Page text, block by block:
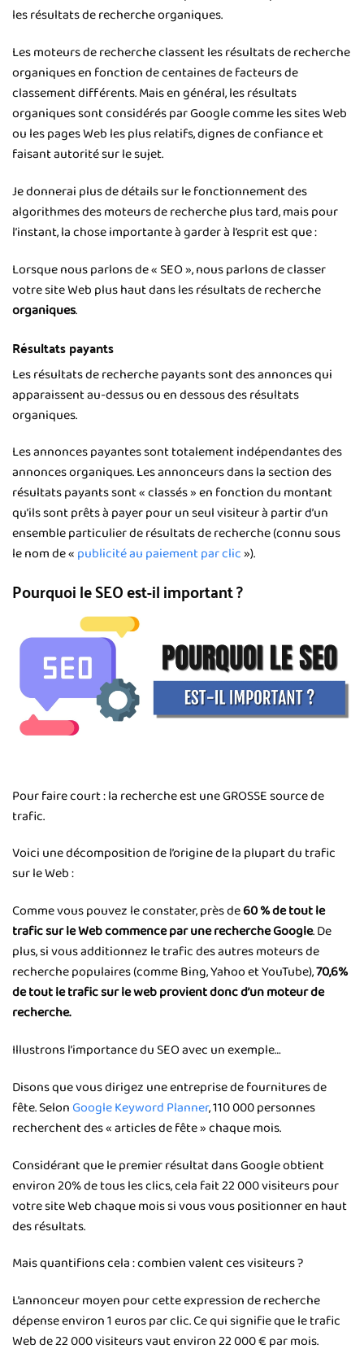
les résultats de recherche organiques.
Les moteurs de recherche classent les résultats de recherche
organiques en fonction de centaines de facteurs de
classement différents. Mais en général, les résultats
organiques sont considérés par Google comme les sites Web
ou les pages Web les plus relatifs, dignes de confiance et
faisant autorité sur le sujet.
Je donnerai plus de détails sur le fonctionnement des
algorithmes des moteurs de recherche plus tard, mais pour
l’instant, la chose importante à garder à l’esprit est que :
Lorsque nous parlons de « SEO », nous parlons de classer
votre site Web plus haut dans les résultats de recherche
organiques.
Résultats payants
Les résultats de recherche payants sont des annonces qui
apparaissent au-dessus ou en dessous des résultats
organiques.
Les annonces payantes sont totalement indépendantes des
annonces organiques. Les annonceurs dans la section des
résultats payants sont « classés » en fonction du montant
qu’ils sont prêts à payer pour un seul visiteur à partir d’un
ensemble particulier de résultats de recherche (connu sous
le nom de « publicité au paiement par clic»).
Pourquoi le SEO est-il important ?
Pour faire court : la recherche est une GROSSE source de
trafic.
Voici une décomposition de l’origine de la plupart du trafic
sur le Web :
Comme vous pouvez le constater, près de60 % de tout le
trafic sur le Web commence par une recherche Google. De
plus, si vous additionnez le trafic des autres moteurs de
recherche populaires (comme Bing, Yahoo et YouTube),70,6%
de tout le trafic sur le web provient donc d’un moteur de
recherche.
Illustrons l’importance du SEO avec un exemple…
Disons que vous dirigez une entreprise de fournitures de
fête. Selon Google Keyword Planner, 110 000 personnes
recherchent des « articles de fête » chaque mois.
Considérant que le premier résultat dans Google obtient
environ 20% de tous les clics, cela fait 22 000 visiteurs pour
votre site Web chaque mois si vous vous positionner en haut
des résultats.
Mais quantifions cela : combien valent ces visiteurs ?
L’annonceur moyen pour cette expression de recherche
dépense environ 1 euros par clic. Ce qui signifie que le trafic
Web de 22 000 visiteurs vaut environ 22 000 € par mois.